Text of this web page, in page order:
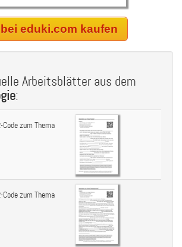
eduki.com kaufen
Arbeitsblätter aus dem
:
zum Thema
zum Thema